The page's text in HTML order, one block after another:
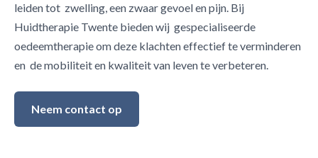
leiden tot zwelling, een zwaar gevoel en pijn. Bij
Huidtherapie Twente bieden wij gespecialiseerde
oedeemtherapie om deze klachten effectief te verminderen
en de mobiliteit en kwaliteit van leven te verbeteren.
Neem contact op